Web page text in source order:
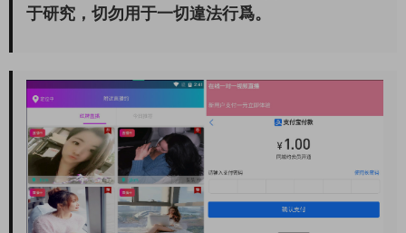
于研究，切勿用于一切違法行爲。